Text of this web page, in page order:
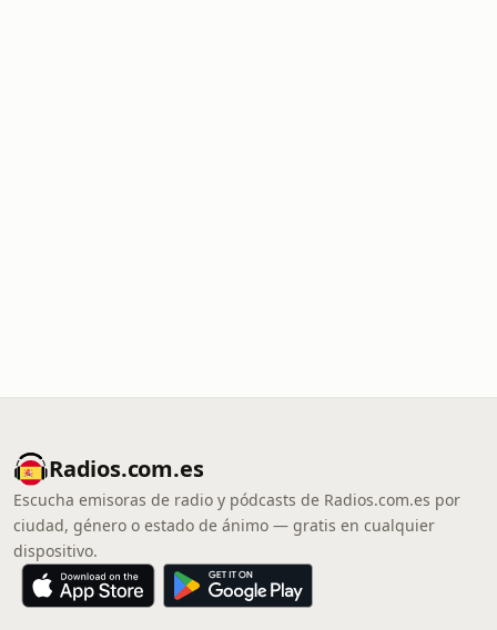
Radios.com.es
Escucha emisoras de radio y pódcasts de Radios.com.es por
ciudad, género o estado de ánimo — gratis en cualquier
dispositivo.